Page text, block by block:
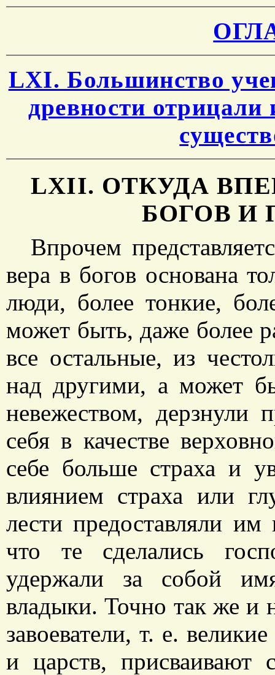
LXI. Большинство
древности
LXII. ОТКУДА
БОГОВ И
Впрочем
вера в богов основана
люди, более тонкие,
может быть, даже более
все остальные, из
над другими, а может
невежеством, дерзнули
себя в качестве
себе больше страха и
влиянием страха или
лести предоставляли
что те сделались
удержали за собой
владыки. Точно так же и
завоеватели, т. е.
и царств, присваивают